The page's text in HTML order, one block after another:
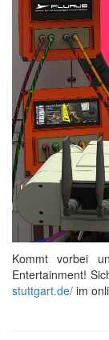
Kommt vorbei
Entertainment!
stuttgart.de/ im